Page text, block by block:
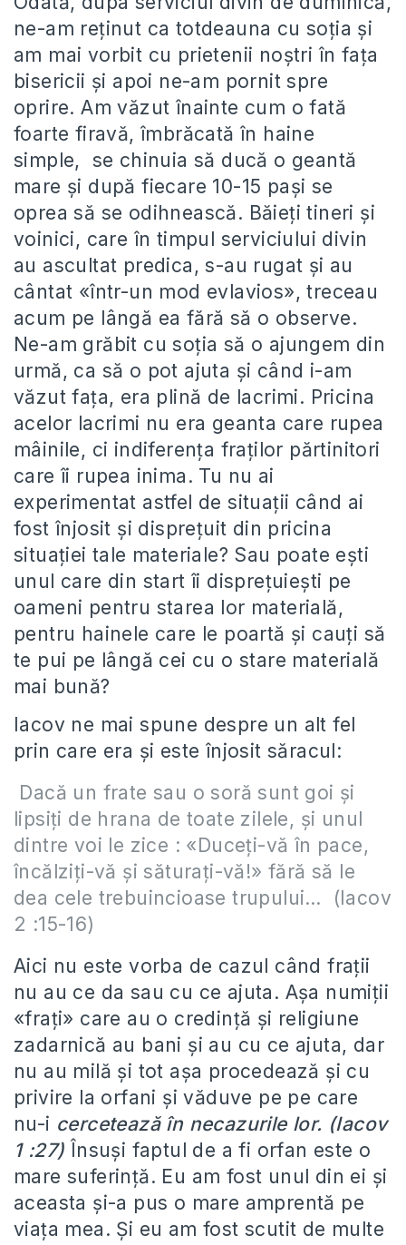
ne-am reținut ca totdeauna cu soția și
am mai vorbit cu prietenii noștri în fața
bisericii și apoi ne-am pornit spre
oprire. Am văzut înainte cum o fată
foarte firavă, îmbrăcată în haine
simple, se chinuia să ducă o geantă
mare și după fiecare 10-15 pași se
oprea să se odihnească. Băieți tineri și
voinici, care în timpul serviciului divin
au ascultat predica, s-au rugat și au
cântat «într-un mod evlavios», treceau
acum pe lângă ea fără să o observe.
Ne-am grăbit cu soția să o ajungem din
urmă, ca să o pot ajuta și când i-am
văzut fața, era plină de lacrimi. Pricina
acelor lacrimi nu era geanta care rupea
mâinile, ci indiferența fraților părtinitori
care îi rupea inima. Tu nu ai
experimentat astfel de situații când ai
fost înjosit și disprețuit din pricina
situației tale materiale? Sau poate ești
unul care din start îi disprețuiești pe
oameni pentru starea lor materială,
pentru hainele care le poartă și cauți să
te pui pe lângă cei cu o stare materială
mai bună?
Iacov ne mai spune despre un alt fel
prin care era și este înjosit săracul:
Dacă un frate sau o soră sunt goi și
lipsiți de hrana de toate zilele, și unul
dintre voi le zice : «Duceți-vă în pace,
încălziți-vă și săturați-vă!» fără să le
dea cele trebuincioase trupului… (Iacov
2 :15-16)
Aici nu este vorba de cazul când frații
nu au ce da sau cu ce ajuta. Așa numiții
«frați» care au o credință și religiune
zadarnică au bani și au cu ce ajuta, dar
nu au milă și tot așa procedează și cu
privire la orfani și văduve pe pe care
nu-i cercetează în necazurile lor. (Iacov
1 :27) Însuși faptul de a fi orfan este o
mare suferință. Eu am fost unul din ei și
aceasta și-a pus o mare amprentă pe
viața mea. Și eu am fost scutit de multe